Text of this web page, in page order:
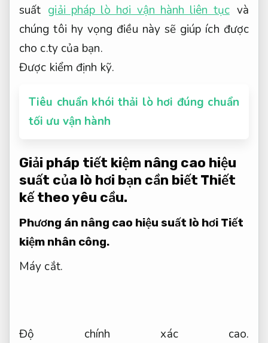
suất giải pháp lò hơi vận hành liên tục và
chúng tôi hy vọng điều này sẽ giúp ích được
cho c.ty của bạn.
Được kiểm định kỹ.
Tiêu chuẩn khói thải lò hơi đúng chuẩn
tối ưu vận hành
Giải pháp tiết kiệm nâng cao hiệu
suất của lò hơi bạn cần biết Thiết
kế theo yêu cầu.
Phương án nâng cao hiệu suất lò hơi Tiết
kiệm nhân công.
Máy cắt.
Độ chính xác cao.